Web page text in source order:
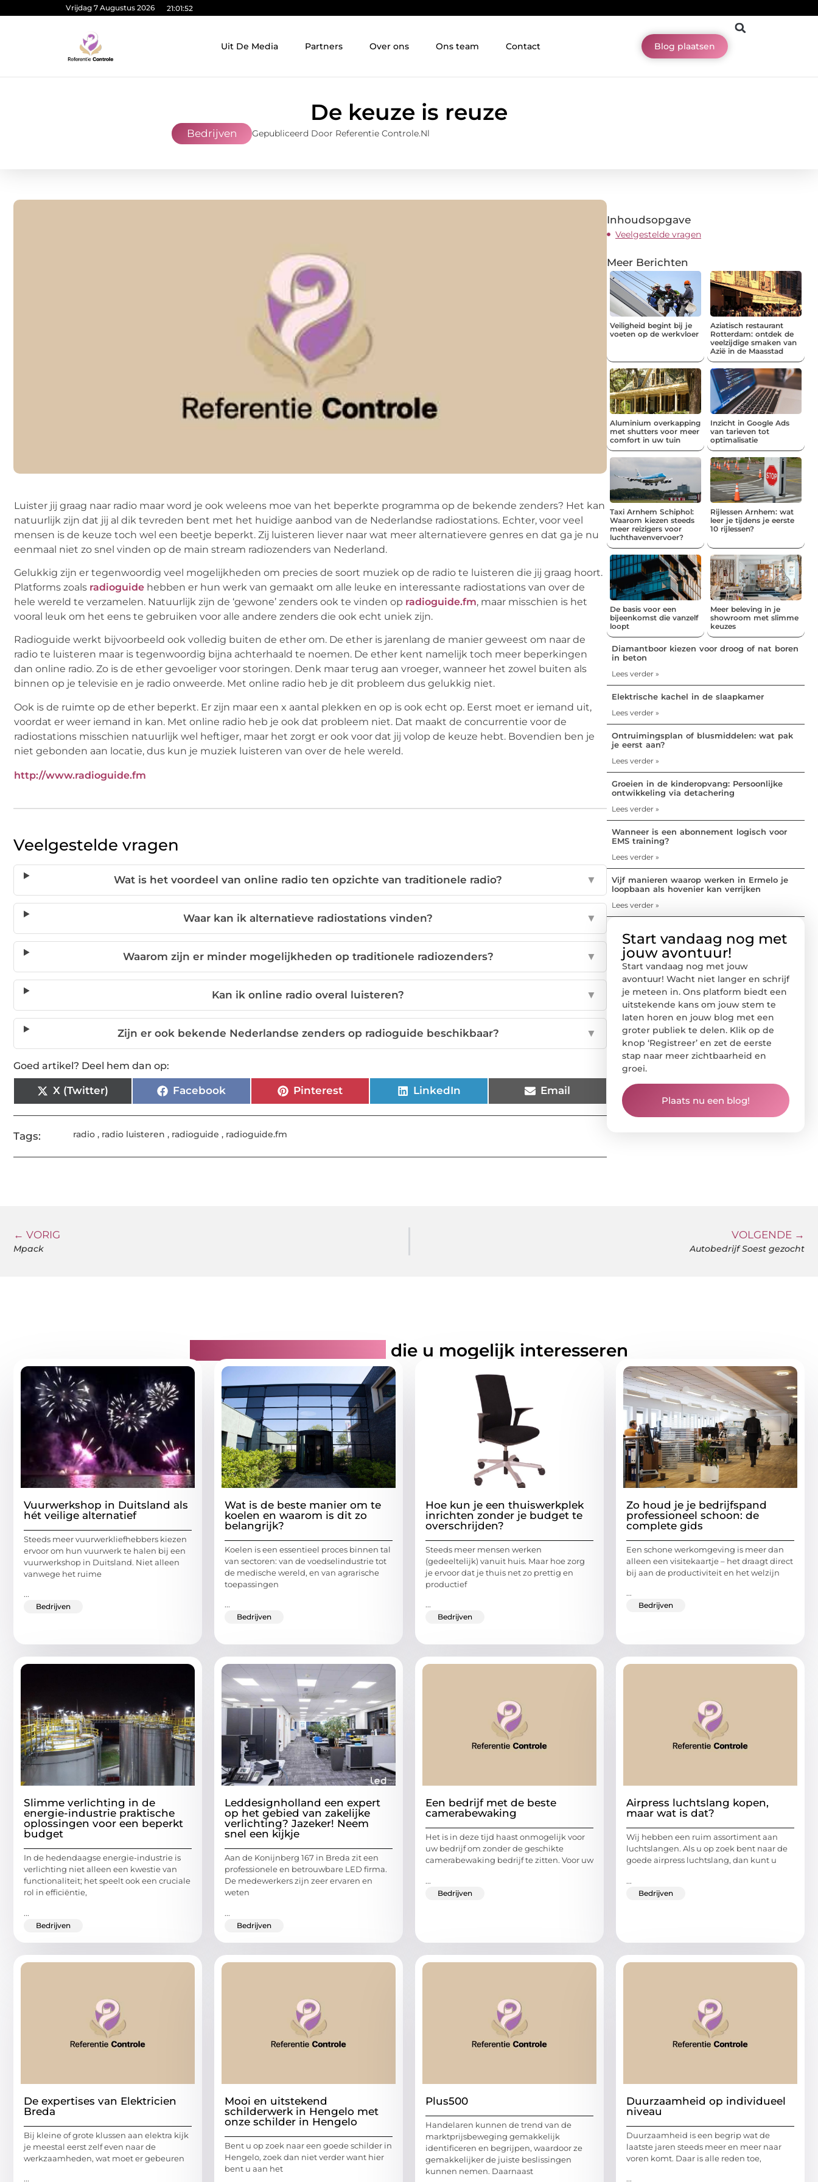
Vrijdag 7 Augustus 2026 21:01:53
Uit De Media Partners Over ons Ons team Contact Blog plaatsen
De keuze is reuze
Bedrijven Gepubliceerd Door Referentie Controle.nl
Luister jij graag naar radio maar word je ook weleens moe van het beperkte programma op de bekende zenders? Het kan
natuurlijk zijn dat jij al dik tevreden bent met het huidige aanbod van de Nederlandse radiostations. Echter, voor veel
mensen is de keuze toch wel een beetje beperkt. Zij luisteren liever naar wat meer alternatievere genres en dat ga je nu
eenmaal niet zo snel vinden op de main stream radiozenders van Nederland.
Gelukkig zijn er tegenwoordig veel mogelijkheden om precies de soort muziek op de radio te luisteren die jij graag hoort.
Platforms zoals radioguide hebben er hun werk van gemaakt om alle leuke en interessante radiostations van over de
hele wereld te verzamelen. Natuurlijk zijn de ‘gewone’ zenders ook te vinden op radioguide.fm, maar misschien is het
vooral leuk om het eens te gebruiken voor alle andere zenders die ook echt uniek zijn.
Radioguide werkt bijvoorbeeld ook volledig buiten de ether om. De ether is jarenlang de manier geweest om naar de
radio te luisteren maar is tegenwoordig bijna achterhaald te noemen. De ether kent namelijk toch meer beperkingen
dan online radio. Zo is de ether gevoeliger voor storingen. Denk maar terug aan vroeger, wanneer het zowel buiten als
binnen op je televisie en je radio onweerde. Met online radio heb je dit probleem dus gelukkig niet.
Ook is de ruimte op de ether beperkt. Er zijn maar een x aantal plekken en op is ook echt op. Eerst moet er iemand uit,
voordat er weer iemand in kan. Met online radio heb je ook dat probleem niet. Dat maakt de concurrentie voor de
radiostations misschien natuurlijk wel heftiger, maar het zorgt er ook voor dat jij volop de keuze hebt. Bovendien ben je
niet gebonden aan locatie, dus kun je muziek luisteren van over de hele wereld.
http://www.radioguide.fm
Veelgestelde vragen
Wat is het voordeel van online radio ten opzichte van traditionele radio? ▼
Waar kan ik alternatieve radiostations vinden? ▼
Waarom zijn er minder mogelijkheden op traditionele radiozenders? ▼
Kan ik online radio overal luisteren? ▼
Zijn er ook bekende Nederlandse zenders op radioguide beschikbaar? ▼
Goed artikel? Deel hem dan op:
X (Twitter) Facebook Pinterest LinkedIn Email
Tags: radio, radio luisteren , radioguide , radioguide.fm
Inhoudsopgave
Veelgestelde vragen
Meer Berichten
Veiligheid begint bij je
voeten op de werkvloer
Aziatisch restaurant
Rotterdam: ontdek de
veelzijdige smaken van
Azië in de Maasstad
Aluminium overkapping
met shutters voor meer
comfort in uw tuin
Inzicht in Google Ads
van tarieven tot
optimalisatie
Taxi Arnhem Schiphol:
Waarom kiezen steeds
meer reizigers voor
luchthavenvervoer?
Rijlessen Arnhem: wat
leer je tijdens je eerste
10 rijlessen?
De basis voor een
bijeenkomst die vanzelf
loopt
Meer beleving in je
showroom met slimme
keuzes
Diamantboor kiezen voor droog of nat boren
in beton
Lees verder »
Elektrische kachel in de slaapkamer
Lees verder »
Ontruimingsplan of blusmiddelen: wat pak
je eerst aan?
Lees verder »
Groeien in de kinderopvang: Persoonlijke
ontwikkeling via detachering
Lees verder »
Wanneer is een abonnement logisch voor
EMS training?
Lees verder »
Vijf manieren waarop werken in Ermelo je
loopbaan als hovenier kan verrijken
Lees verder »
Start vandaag nog met
jouw avontuur!
Start vandaag nog met jouw
avontuur! Wacht niet langer en schrijf
je meteen in. Ons platform biedt een
uitstekende kans om jouw stem te
laten horen en jouw blog met een
groter publiek te delen. Klik op de
knop ‘Registreer’ en zet de eerste
stap naar meer zichtbaarheid en
groei.
Plaats nu een blog!
← VORIG
Mpack
VOLGENDE →
Autobedrijf Soest gezocht
die u mogelijk interesseren
Vuurwerkshop in Duitsland als
hét veilige alternatief
Steeds meer vuurwerkliefhebbers kiezen
ervoor om hun vuurwerk te halen bij een
vuurwerkshop in Duitsland. Niet alleen
vanwege het ruime
...
Bedrijven
Wat is de beste manier om te
koelen en waarom is dit zo
belangrijk?
Koelen is een essentieel proces binnen tal
van sectoren: van de voedselindustrie tot
de medische wereld, en van agrarische
toepassingen
...
Bedrijven
Hoe kun je een thuiswerkplek
inrichten zonder je budget te
overschrijden?
Steeds meer mensen werken
(gedeeltelijk) vanuit huis. Maar hoe zorg
je ervoor dat je thuis net zo prettig en
productief
...
Bedrijven
Zo houd je je bedrijfspand
professioneel schoon: de
complete gids
Een schone werkomgeving is meer dan
alleen een visitekaartje – het draagt direct
bij aan de productiviteit en het welzijn
...
Bedrijven
Slimme verlichting in de
energie-industrie praktische
oplossingen voor een beperkt
budget
In de hedendaagse energie-industrie is
verlichting niet alleen een kwestie van
functionaliteit; het speelt ook een cruciale
rol in efficiëntie,
...
Bedrijven
Leddesignholland een expert
op het gebied van zakelijke
verlichting? Jazeker! Neem
snel een kijkje
Aan de Konijnberg 167 in Breda zit een
professionele en betrouwbare LED firma.
De medewerkers zijn zeer ervaren en
weten
...
Bedrijven
Een bedrijf met de beste
camerabewaking
Het is in deze tijd haast onmogelijk voor
uw bedrijf om zonder de geschikte
camerabewaking bedrijf te zitten. Voor uw
...
Bedrijven
Airpress luchtslang kopen,
maar wat is dat?
Wij hebben een ruim assortiment aan
luchtslangen. Als u op zoek bent naar de
goede airpress luchtslang, dan kunt u
...
Bedrijven
De expertises van Elektricien
Breda
Bij kleine of grote klussen aan elektra kijk
je meestal eerst zelf even naar de
werkzaamheden, wat moet er gebeuren
...
Mooi en uitstekend
schilderwerk in Hengelo met
onze schilder in Hengelo
Bent u op zoek naar een goede schilder in
Hengelo, zoek dan niet verder want hier
bent u aan het
Plus500
Handelaren kunnen de trend van de
marktprijsbeweging gemakkelijk
identificeren en begrijpen, waardoor ze
gemakkelijker de juiste beslissingen
kunnen nemen. Daarnaast
Duurzaamheid op individueel
niveau
Duurzaamheid is een begrip wat de
laatste jaren steeds meer en meer naar
voren komt. Daar is alle reden toe,
...